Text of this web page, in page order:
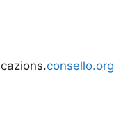
consello.org